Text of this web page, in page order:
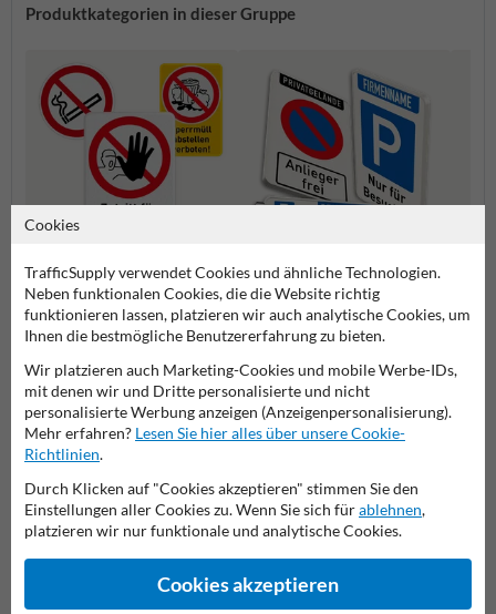
Produktkategorien in dieser Gruppe
Verbotsschilder Privatgrundstück Schilder
Stellen Sie Ihre Frage an Verkehrsschildkaufen.de
Name*
Cookies
TrafficSupply verwendet Cookies und ähnliche Technologien.
Neben funktionalen Cookies, die die Website richtig
funktionieren lassen, platzieren wir auch analytische Cookies, um
Ihnen die bestmögliche Benutzererfahrung zu bieten.
Wir platzieren auch Marketing-Cookies und mobile Werbe-IDs,
mit denen wir und Dritte personalisierte und nicht
personalisierte Werbung anzeigen (Anzeigenpersonalisierung).
Mehr erfahren? Lesen Sie hier alles über unsere Cookie-
Richtlinien.
Durch Klicken auf "Cookies akzeptieren" stimmen Sie den
Einstellungen aller Cookies zu. Wenn Sie sich fürablehnen,
platzieren wir nur funktionale und analytische Cookies.
Cookies akzeptieren